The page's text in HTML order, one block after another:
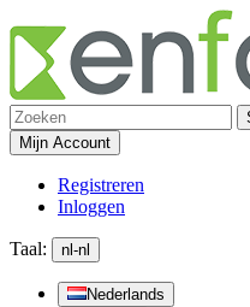
Mijn Account
Registreren
Inloggen
Taal: nl-nl
Nederlands